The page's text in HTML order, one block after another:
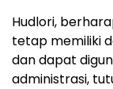
Hudlori,
tetap memiliki
dan dapat
administrasi,